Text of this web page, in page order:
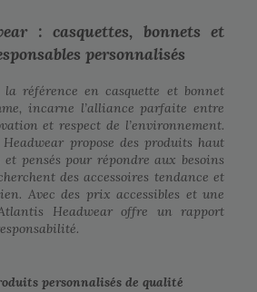
: casquettes, bonnets et
personnalisés
référence en casquette et bonnet
incarne l’alliance parfaite entre
et respect de l’environnement.
propose des produits haut
et pensés pour répondre aux besoins
des accessoires tendance et
Avec des prix accessibles et une
Headwear offre un rapport
personnalisés de qualité